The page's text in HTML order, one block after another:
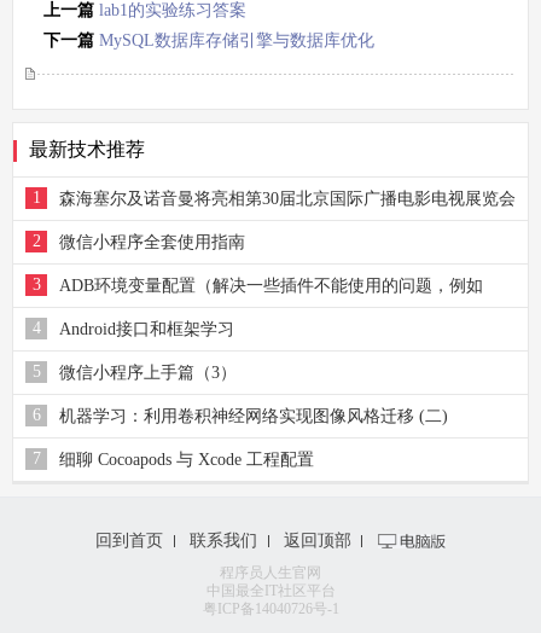
上一篇 lab1的实验练习答案
下一篇 MySQL数据库存储引擎与数据库优化
最新技术推荐
1 森海塞尔及诺音曼将亮相第30届北京国际广播电影电视展览会
2 微信小程序全套使用指南
3 ADB环境变量配置（解决一些插件不能使用的问题，例如
Genymotion、自带的UI查看器等）
4 Android接口和框架学习
5 微信小程序上手篇（3）
6 机器学习：利用卷积神经网络实现图像风格迁移 (二)
7 细聊 Cocoapods 与 Xcode 工程配置
回到首页 联系我们 返回顶部
程序员人生官网
中国最全IT社区平台
粤ICP备14040726号-1